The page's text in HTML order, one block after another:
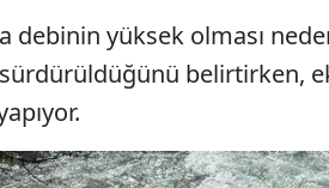
debinin yüksek olması
sürdürüldüğünü belirtirken,